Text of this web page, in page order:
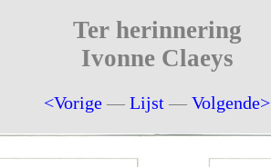
Ter herinnering
Ivonne Claeys
<Vorige —Lijst —Volgende>